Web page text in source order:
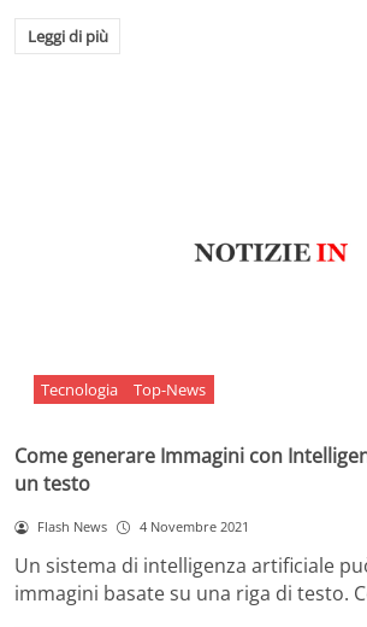
Leggi di più
Tecnologia Top-News
Come generare Immagini con
un testo
Flash News 4 Novembre 2021
Un sistema di intelligenza artificiale
immagini basate su una riga di testo.